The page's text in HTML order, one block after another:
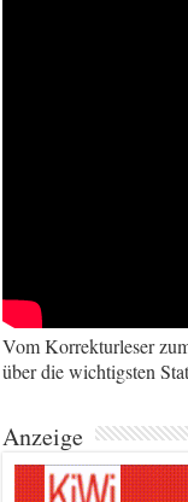
Vom Korrekturleser
über die wichtigsten
Anzeige